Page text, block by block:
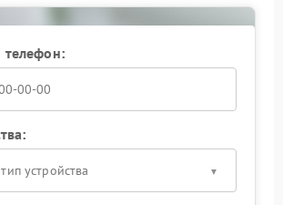
телефон:
устройства